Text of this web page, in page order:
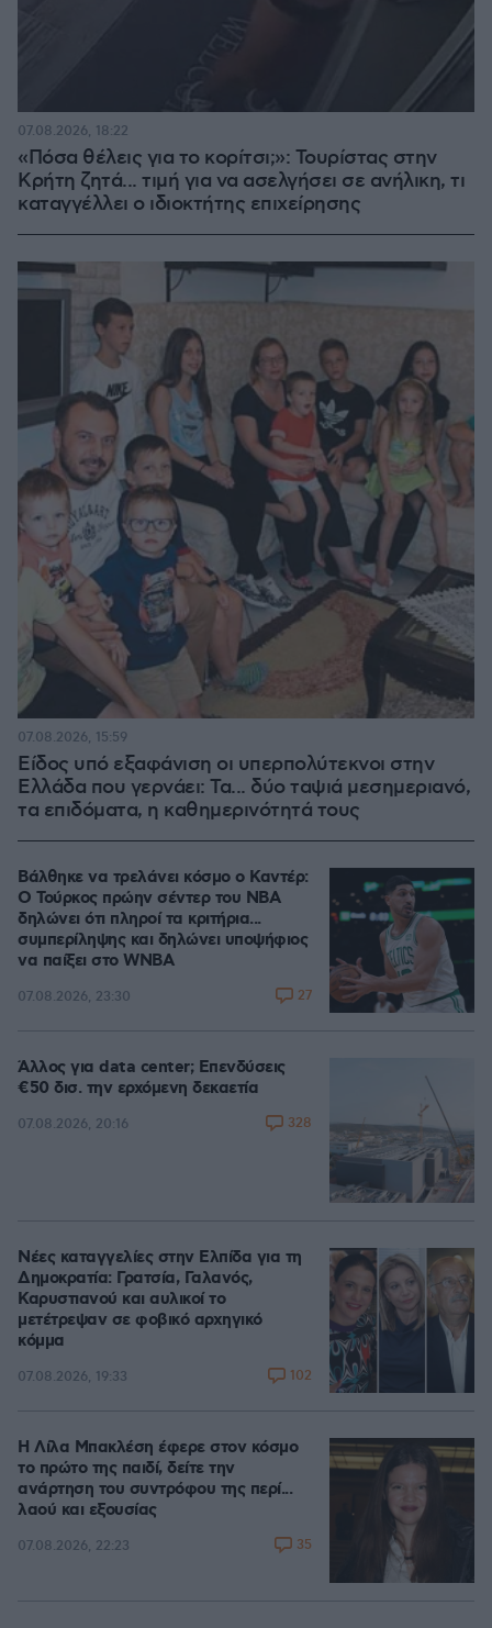
«Πόσα θέλεις για το κορίτσι;»: Τουρίστας στην
Κρήτη ζητά... τιμή για να ασελγήσει σε ανήλικη, τι
καταγγέλλει ο ιδιοκτήτης επιχείρησης
07.08.2026, 18:22
Είδος υπό εξαφάνιση οι υπερπολύτεκνοι στην
Ελλάδα που γερνάει: Τα... δύο ταψιά μεσημεριανό,
τα επιδόματα, η καθημερινότητά τους
07.08.2026, 15:59
Βάλθηκε να τρελάνει κόσμο ο Καντέρ:
Ο Τούρκος πρώην σέντερ του NBA
δηλώνει ότι πληροί τα κριτήρια...
συμπερίληψης και δηλώνει υποψήφιος
να παίξει στο WNBA
07.08.2026, 23:30 27
Άλλος για data center; Επενδύσεις
€50 δισ. την ερχόμενη δεκαετία
07.08.2026, 20:16 328
Νέες καταγγελίες στην Ελπίδα για τη
Δημοκρατία: Γρατσία, Γαλανός,
Καρυστιανού και αυλικοί το
μετέτρεψαν σε φοβικό αρχηγικό
κόμμα
07.08.2026, 19:33 102
Η Λίλα Μπακλέση έφερε στον κόσμο
το πρώτο της παιδί, δείτε την
ανάρτηση του συντρόφου της περί...
λαού και εξουσίας
07.08.2026, 22:23 35